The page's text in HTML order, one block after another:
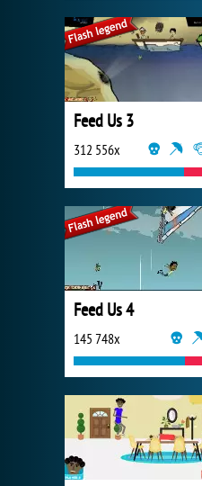
Feed Us 3
312 556x
Feed Us 4
145 748x